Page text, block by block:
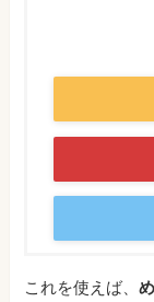
これを使えば、